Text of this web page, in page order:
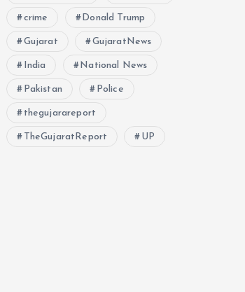
crime Donald Trump
Gujarat GujaratNews
India National News
Pakistan Police
thegujarareport
TheGujaratReport UP